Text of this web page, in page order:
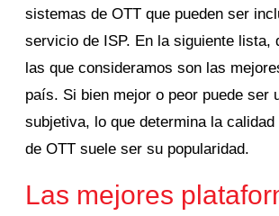
sistemas de OTT que pueden ser
servicio de ISP. En la siguiente lista,
las que consideramos son las
país. Si bien mejor o peor puede ser
subjetiva, lo que determina la
de OTT suele ser su popularidad.
Las mejores